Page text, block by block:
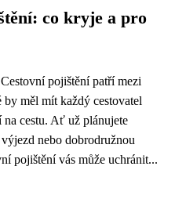
co kryje a pro
pojištění patří mezi
měl mít každý cestovatel
cestu. Ať už plánujete
nebo dobrodružnou
pojištění vás může uchránit...